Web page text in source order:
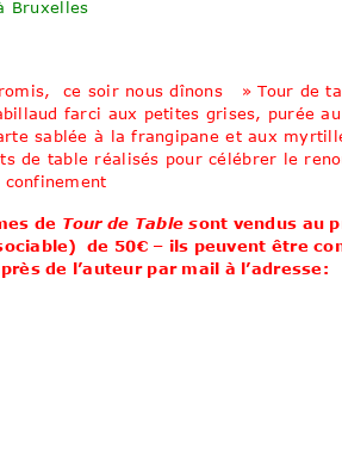
Bruxelles
ce soir nous dînons » Tour de
farci aux petites grises, purée
sablée à la frangipane et aux
de table réalisés pour célébrer le
de Tour de Table sont vendus au
de 50€ – ils peuvent être
de l’auteur par mail à l’adresse: